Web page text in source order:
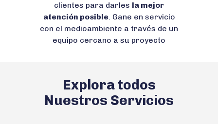
clientes para darles la mejor
atención posible. Gane en servicio
con el medioambiente a través de un
equipo cercano a su proyecto
Explora todos
Nuestros Servicios